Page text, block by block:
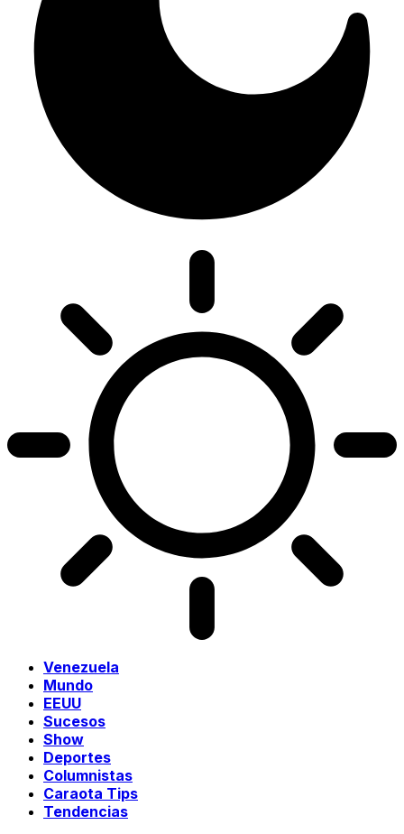
Venezuela
Mundo
EEUU
Sucesos
Show
Deportes
Columnistas
Caraota Tips
Tendencias